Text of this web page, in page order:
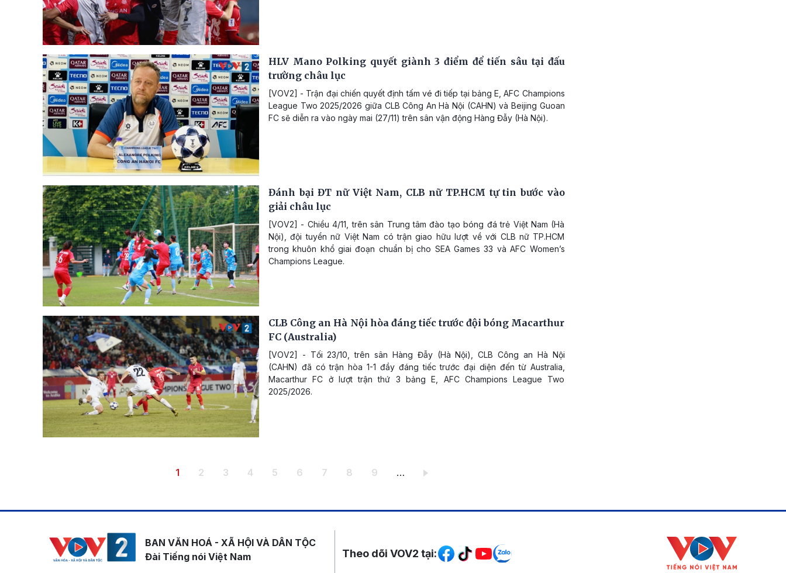
HLV Mano Polking quyết giành 3 điểm để tiến sâu tại đấu
trường châu lục
[VOV2] - Trận đại chiến quyết định tấm vé đi tiếp tại bảng E, AFC Champions
League Two 2025/2026 giữa CLB Công An Hà Nội (CAHN) và Beijing Guoan
FC sẽ diễn ra vào ngày mai (27/11) trên sân vận động Hàng Đẫy (Hà Nội).
Đánh bại ĐT nữ Việt Nam, CLB nữ TP.HCM tự tin bước vào
giải châu lục
[VOV2] - Chiều 4/11, trên sân Trung tâm đào tạo bóng đá trẻ Việt Nam (Hà
Nội), đội tuyển nữ Việt Nam có trận giao hữu lượt về với CLB nữ TP.HCM
trong khuôn khổ giai đoạn chuẩn bị cho SEA Games 33 và AFC Women’s
Champions League.
CLB Công an Hà Nội hòa đáng tiếc trước đội bóng Macarthur
FC (Australia)
[VOV2] - Tối 23/10, trên sân Hàng Đẫy (Hà Nội), CLB Công an Hà Nội
(CAHN) đã có trận hòa 1-1 đầy đáng tiếc trước đại diện đến từ Australia,
Macarthur FC ở lượt trận thứ 3 bảng E, AFC Champions League Two
2025/2026.
Trang hiện thời
1 Trang
2 Trang
3 Trang
4 Trang
5 Trang
6 Trang
7 Trang
8 Trang
9 …
BAN VĂN HOÁ - XÃ HỘI VÀ DÂN TỘC
Đài Tiếng nói Việt Nam
Mạng xã hội
Theo dõi VOV2 tại: